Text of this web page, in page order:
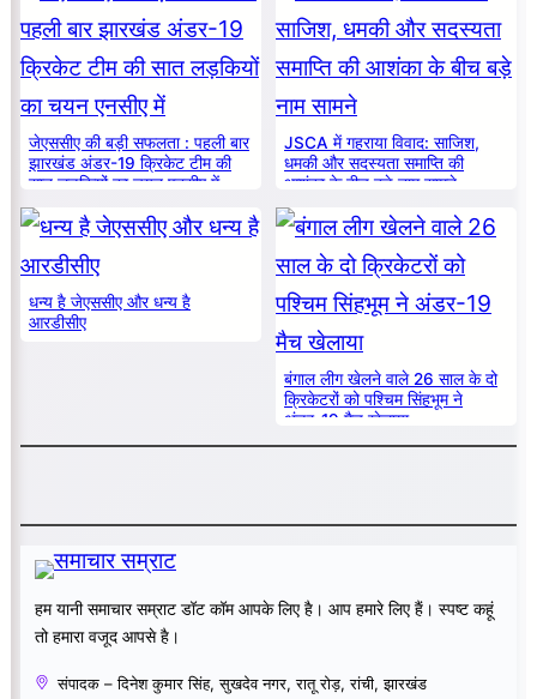
जेएससीए की बड़ी सफलता : पहली बार
झारखंड अंडर-19 क्रिकेट टीम की
सात लड़कियों का चयन एनसीए में
JSCA में गहराया विवाद: साजिश,
धमकी और सदस्यता समाप्ति की
आशंका के बीच बड़े नाम सामने
धन्य है जेएससीए और धन्य है
आरडीसीए
बंगाल लीग खेलने वाले 26 साल के दो
क्रिकेटरों को पश्चिम सिंहभूम ने
अंडर-19 मैच खेलाया
हम यानी समाचार सम्राट डॉट कॉम आपके लिए है। आप हमारे लिए हैं। स्पष्ट कहूं
तो हमारा वजूद आपसे है।
संपादक – दिनेश कुमार सिंह, सुखदेव नगर, रातू रोड़, रांची, झारखंड